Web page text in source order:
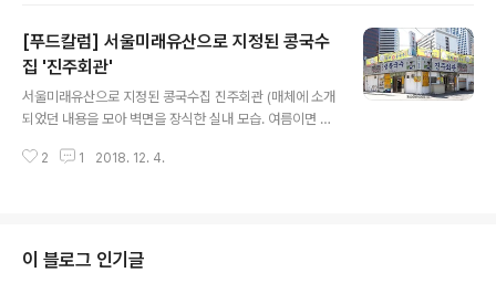
톨은 우리 몸 안에서 분해되는 대사 작용을 거치지 않기 때
문에 일체의 에너지 대사를 하지 않는다. 방사성물질을 표
지시킨 에리스리톨이 체내에서 어떻게 활용이 되는지를 확
인하였지만 어느 것 하나도 에너지를 만들지 않았으며 해
당작용과 TCA 싸이클을 통해 에너지를 전혀 만들어내지
못했다. 이처럼 에리스리톨은 당알코올 성분이지만 입안에
[푸드칼럼] 서울미래유산으로 지정된 콩국수
집 '진주회관'
서울미래유산으로 지정된 콩국수집 진주회관 (매체에 소개
되었던 내용을 모아 벽면을 장식한 실내 모습. 여름이면 하
의 콩국수 맛집 여름철 별미 콩국수 하나만으로 전국의 콩
야 할 만큼 압도적인 사랑을 받는 이곳은 역대 서울 시장은
물론 기업가, 대기업 CEO들도 열광할 정도로 유명세가 만
2 1 2018. 12. 4.
이 블로그 인기글